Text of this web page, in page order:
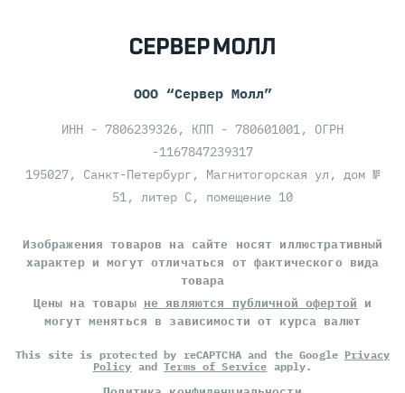
ООО “Сервер Молл”
ИНН - 7806239326, КПП - 780601001, ОГРН
-1167847239317
195027, Санкт-Петербург, Магнитогорская ул, дом №
51, литер С, помещение 10
Изображения товаров на сайте носят иллюстративный
характер и могут отличаться от фактического вида
товара
Цены на товары не являются публичной офертой и
могут меняться в зависимости от курса валют
This site is protected by reCAPTCHA and the Google Privacy
Policy andTerms of Service apply.